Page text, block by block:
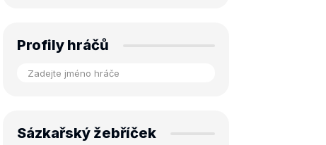
Profily hráčů
Sázkařský žebříček